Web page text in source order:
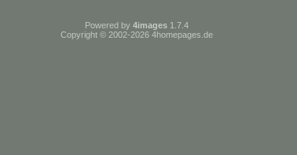
Powered by 4images 1.7.4
Copyright © 2002-2026 4homepages.de